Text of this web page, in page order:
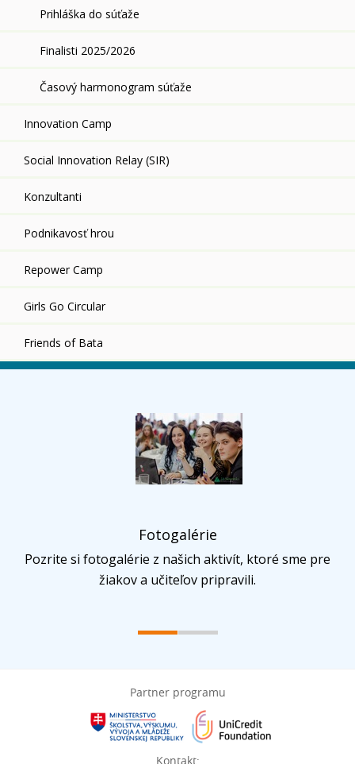
Prihláška do súťaže
Finalisti 2025/2026
Časový harmonogram súťaže
Innovation Camp
Social Innovation Relay (SIR)
Konzultanti
Podnikavosť hrou
Repower Camp
Girls Go Circular
Friends of Bata
Fotogalérie
Pozrite si fotogalérie z našich aktivít, ktoré sme pre
žiakov a učiteľov pripravili.
Partner programu
Kontakt: